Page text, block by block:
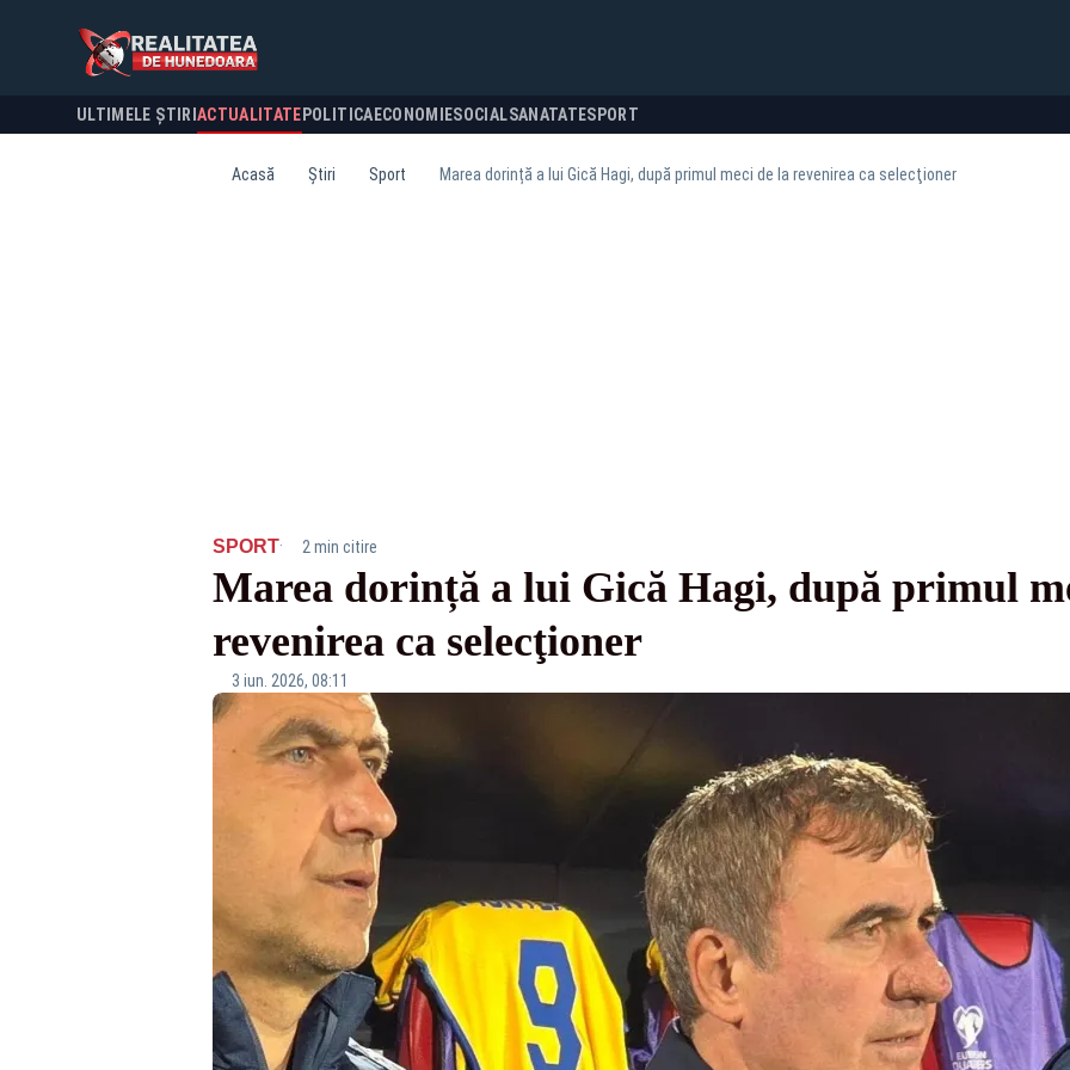
ULTIMELE ȘTIRI ACTUALITATE POLITICA ECONOMIESOCIALSANATATESPORT
Acasă Știri Sport Marea dorință a lui Gică Hagi, după primul meci de la revenirea ca selecţioner
SPORT· 2 min citire
Marea dorință a lui Gică Hagi, după primul
revenirea ca selecţioner
3 iun. 2026, 08:11